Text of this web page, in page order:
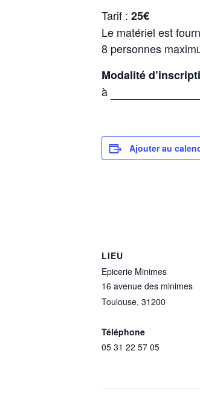
Tarif : 25€
Le matériel est
8 personnes
Modalité
à
Ajouter au
LIEU
Epicerie Minimes
16 avenue des minimes
Toulouse, 31200
Téléphone
05 31 22 57 05